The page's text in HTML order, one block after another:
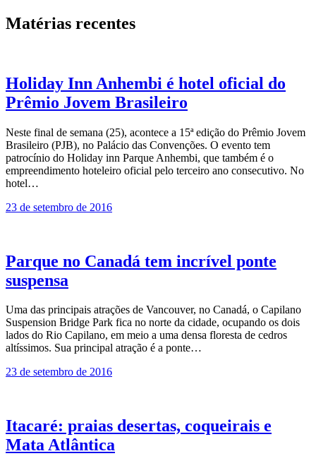
Matérias recentes
Holiday Inn Anhembi é hotel oficial do
Prêmio Jovem Brasileiro
Neste final de semana (25), acontece a 15ª edição do Prêmio Jovem
Brasileiro (PJB), no Palácio das Convenções. O evento tem
patrocínio do Holiday inn Parque Anhembi, que também é o
empreendimento hoteleiro oficial pelo terceiro ano consecutivo. No
hotel…
23 de setembro de 2016
Parque no Canadá tem incrível ponte
suspensa
Uma das principais atrações de Vancouver, no Canadá, o Capilano
Suspension Bridge Park fica no norte da cidade, ocupando os dois
lados do Rio Capilano, em meio a uma densa floresta de cedros
altíssimos. Sua principal atração é a ponte…
23 de setembro de 2016
Itacaré: praias desertas, coqueirais e
Mata Atlântica